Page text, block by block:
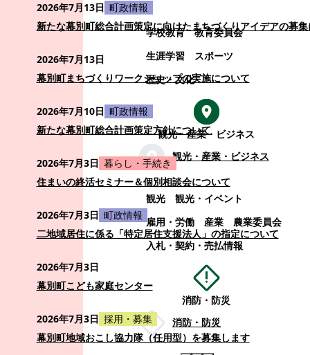
学校教育
教育委員会
生涯学習
スポーツ
歴史・文化
観光・産業・ビジネス
観光・産業・ビジネス
観光
観光・イベント
雇用・労働
産業
農業委員会
入札・契約・売払情報
消防・防災
消防・防災
2026年7月13日 町政情報
新たな幕別町総合計画策定に向けたまちづくりアイデアの募
2026年7月13日
幕別町まちづくりワークショップの実施について
2026年7月10日 町政情報
新たな幕別町総合計画策定方針について
2026年7月3日 暮らし・手続き
住まいの終活セミナー＆個別相談会について
2026年7月3日 町政情報
二地域居住に係る「特定居住支援法人」の指定について
2026年7月3日
幕別町こども家庭センター
2026年7月3日 採用・募集
幕別町地域おこし協力隊（任用型）を募集します